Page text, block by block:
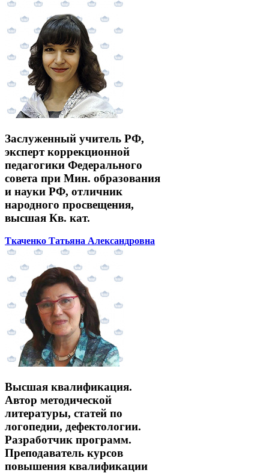
Заслуженный учитель РФ,
эксперт коррекционной
педагогики Федерального
совета при Мин. образования
и науки РФ, отличник
народного просвещения,
высшая Кв. кат.
Ткаченко Татьяна Александровна
Высшая квалификация.
Автор методической
литературы, статей по
логопедии, дефектологии.
Разработчик программ.
Преподаватель курсов
повышения квалификации